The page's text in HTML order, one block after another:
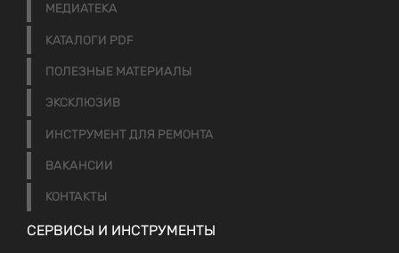
МЕДИАТЕКА
КАТАЛОГИ PDF
ПОЛЕЗНЫЕ МАТЕРИАЛЫ
ЭКСКЛЮЗИВ
ИНСТРУМЕНТ ДЛЯ РЕМОНТА
ВАКАНСИИ
КОНТАКТЫ
СЕРВИСЫ И ИНСТРУМЕНТЫ